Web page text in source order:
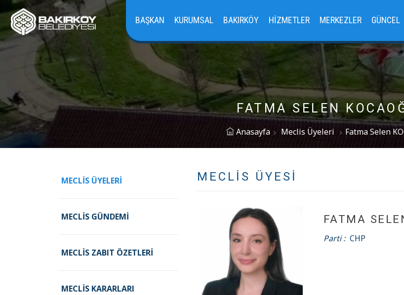
BAŞKAN KURUMSAL BAKIRKÖY HIZMETLER MERKEZLER GÜNCEL
FATMA SELEN
Anasayfa Meclis Üyeleri Fatma Selen
MECLIS ÜYELERI
MECLIS GÜNDEMI
MECLIS ZABIT ÖZETLERI
MECLIS KARARLARI
MECLIS ÜYESI
FATMA
Parti : CHP